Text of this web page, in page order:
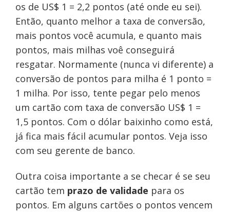
os de US$ 1 = 2,2 pontos (até onde eu sei).
Então, quanto melhor a taxa de conversão,
mais pontos você acumula, e quanto mais
pontos, mais milhas voê conseguirá
resgatar. Normamente (nunca vi diferente) a
conversão de pontos para milha é 1 ponto =
1 milha. Por isso, tente pegar pelo menos
um cartão com taxa de conversão US$ 1 =
1,5 pontos. Com o dólar baixinho como está,
já fica mais fácil acumular pontos. Veja isso
com seu gerente de banco.
Outra coisa importante a se checar é se seu
cartão tem prazo de validade para os
pontos. Em alguns cartões o pontos vencem